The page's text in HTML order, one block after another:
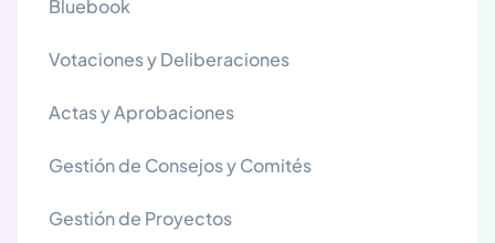
Bluebook
Votaciones y Deliberaciones
Actas y Aprobaciones
Gestión de Consejos y Comités
Gestión de Proyectos